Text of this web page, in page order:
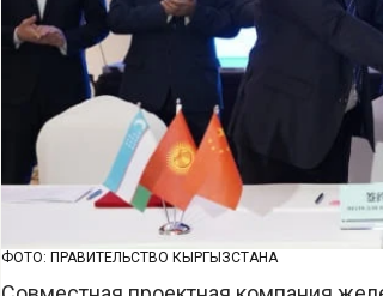
ФОТО: ПРАВИТЕЛЬСТВО КЫРГЫЗСТАНА